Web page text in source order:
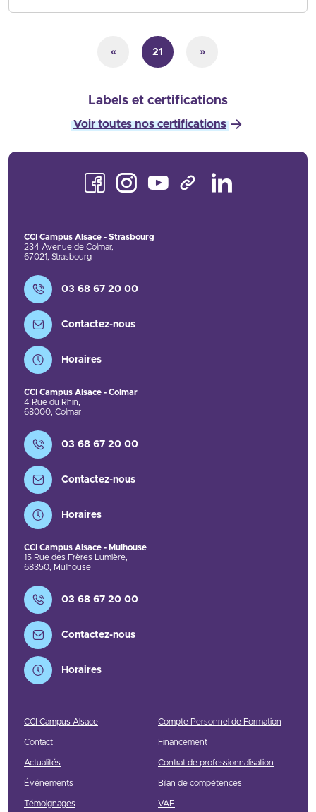
« 21 »
Labels et certifications
Voir toutes nos certifications
FacebookInstagramYoutube TikTok
CCI Campus Alsace - Strasbourg
234 Avenue de Colmar,
67021, Strasbourg
Contact
03 68 67 20 00
Contactez-nous
Horaires
CCI Campus Alsace - Colmar
4 Rue du Rhin,
68000, Colmar
Contact
03 68 67 20 00
Contactez-nous
Horaires
CCI Campus Alsace - Mulhouse
15 Rue des Frères Lumière,
68350, Mulhouse
Contact
03 68 67 20 00
Contactez-nous
Horaires
CCI Campus Alsace
Contact
Actualités
Événements
Témoignages
Compte Personnel de Formation
Financement
Contrat de professionnalisation
Bilan de compétences
VAE